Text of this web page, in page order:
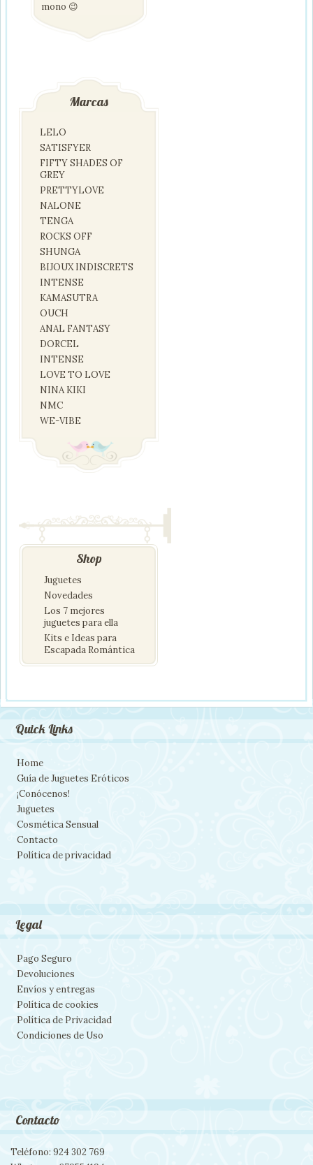
mono 😉
Marcas
LELO
SATISFYER
FIFTY SHADES OF
GREY
PRETTYLOVE
NALONE
TENGA
ROCKS OFF
SHUNGA
BIJOUX INDISCRETS
INTENSE
KAMASUTRA
OUCH
ANAL FANTASY
DORCEL
INTENSE
LOVE TO LOVE
NINA KIKI
NMC
WE-VIBE
Shop
Juguetes
Novedades
Los 7 mejores
juguetes para ella
Kits e Ideas para
Escapada Romántica
Quick Links
Home
Guía de Juguetes Eróticos
¡Conócenos!
Juguetes
Cosmética Sensual
Contacto
Política de privacidad
Legal
Pago Seguro
Devoluciones
Envíos y entregas
Política de cookies
Política de Privacidad
Condiciones de Uso
Contacto
Teléfono: 924 302 769